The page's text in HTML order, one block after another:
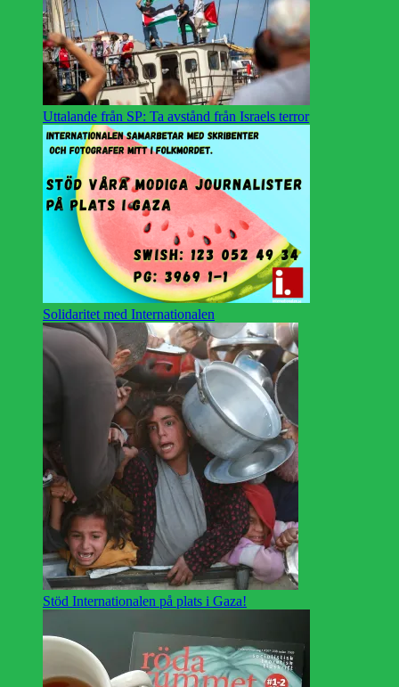
Uttalande från SP: Ta avstånd från Israels terror
Solidaritet med Internationalen
Stöd Internationalen på plats i Gaza!